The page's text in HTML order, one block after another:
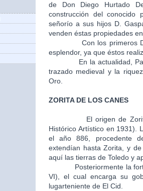
de Don Diego Hurtado
construcción del conocido
señorío a sus hijos D.
venden éstas propiedades
Con los primeros
esplendor, ya que éstos
En la actualidad,
trazado medieval y la
Oro.
ZORITA DE LOS CANES
El origen de
Histórico Artístico en 1931).
el año 886, procedente
extendían hasta Zorita, y
aquí las tierras de Toledo y
Posteriormente la
VI), el cual encarga su
lugarteniente de El Cid.